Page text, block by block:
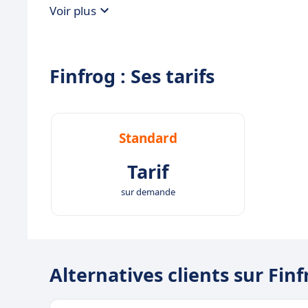
Voir plus
Finfrog : Ses tarifs
Standard
Tarif
sur demande
Alternatives clients sur